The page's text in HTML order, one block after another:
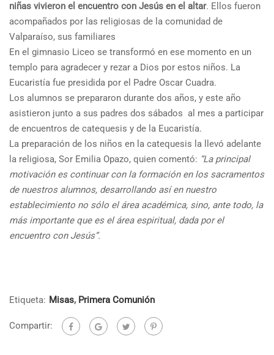
niñas vivieron el encuentro con Jesús en el altar. Ellos fueron
acompañados por las religiosas de la comunidad de
Valparaíso, sus familiares
En el gimnasio Liceo se transformó en ese momento en un
templo para agradecer y rezar a Dios por estos niños. La
Eucaristía fue presidida por el Padre Oscar Cuadra.
Los alumnos se prepararon durante dos años, y este año
asistieron junto a sus padres dos sábados al mes a participar
de encuentros de catequesis y de la Eucaristía.
La preparación de los niños en la catequesis la llevó adelante
la religiosa, Sor Emilia Opazo, quien comentó: “La principal
motivación es continuar con la formación en los sacramentos
de nuestros alumnos, desarrollando así en nuestro
establecimiento no sólo el área académica, sino, ante todo, la
más importante que es el área espiritual, dada por el
encuentro con Jesús”.
Etiqueta: Misas, Primera Comunión
Compartir: